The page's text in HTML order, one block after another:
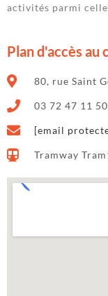
activités parmi
Plan d'accès au
80, rue Saint
03 72 47 11 50
[email
Tramway